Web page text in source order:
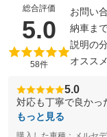
総合評価
5.0 （
58件
お問い
納車ま
説明の
オスス
5.0
対応も丁寧で良かっ
もっと見る